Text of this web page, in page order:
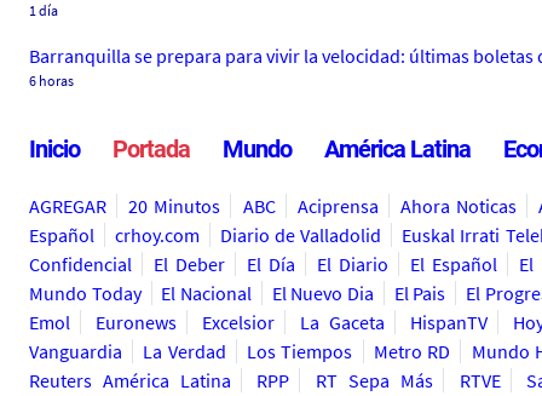
1 día
Barranquilla se prepara para vivir la velocidad: últimas boletas
6 horas
Inicio Portada Mundo América Latina
AGREGAR 20 Minutos ABC Aciprensa Ahora Noticas
Español
crhoy.com Diario de Valladolid
Euskal Irrati
Confidencial
El Deber El Día El Diario El Español
El
Mundo Today
El Nacional El Nuevo Dia El Pais
El
Emol
Euronews Excelsior La Gaceta HispanTV
Vanguardia
La Verdad Los Tiempos Metro RD
Mundo
Reuters América Latina
RPP RT Sepa Más RTVE